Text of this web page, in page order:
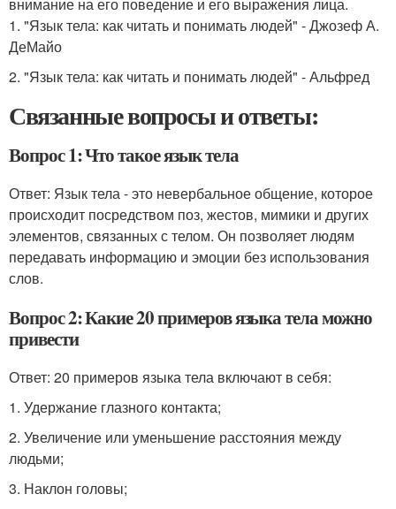
1. "Язык тела: как читать и понимать людей" - Джозеф А.
ДеМайо
2. "Язык тела: как читать и понимать людей" - Альфред
Связанные вопросы и ответы:
Вопрос 1: Что такое язык тела
Ответ: Язык тела - это невербальное общение, которое
происходит посредством поз, жестов, мимики и других
элементов, связанных с телом. Он позволяет людям
передавать информацию и эмоции без использования
слов.
Вопрос 2: Какие 20 примеров языка тела можно
привести
Ответ: 20 примеров языка тела включают в себя:
1. Удержание глазного контакта;
2. Увеличение или уменьшение расстояния между
людьми;
3. Наклон головы;